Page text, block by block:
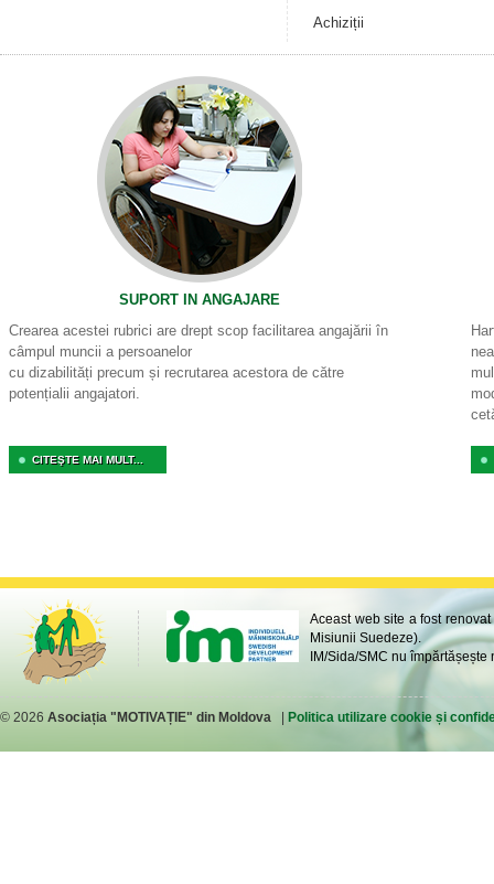
Achiziții
SUPORT IN ANGAJARE
Crearea acestei rubrici are drept scop facilitarea angajării în
câmpul muncii a persoanelor
cu dizabilități precum și recrutarea acestora de către
potențialii angajatori.
CITEŞTE MAI MULT...
Aceast web site a fost
Misiunii Suedeze).
IM/Sida/SMC nu
© 2026 Asociația "MOTIVAȚIE" din Moldova Politica utilizare cookie și